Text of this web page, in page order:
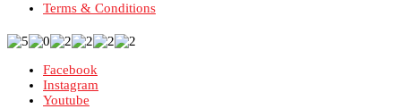
Terms & Conditions
Facebook
Instagram
Youtube